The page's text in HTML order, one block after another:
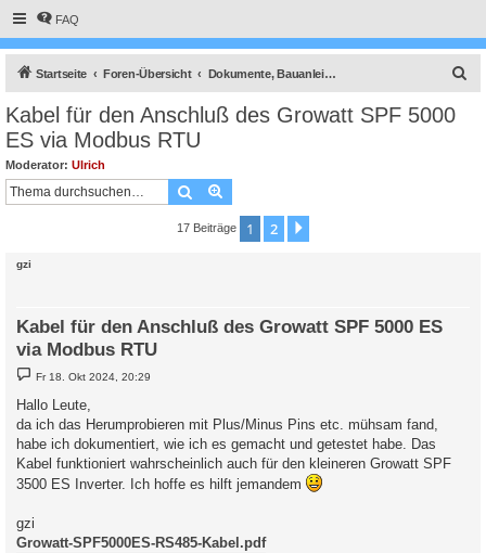
FAQ
Startseite Foren-Übersicht Dokumente, Bauanleitungen und How To's
Kabel für den Anschluß des Growatt SPF 5000
ES via Modbus RTU
Moderator: Ulrich
Suche
17 Beiträge 1 2
gzi
Kabel für den Anschluß des Growatt SPF 5000 ES
via Modbus RTU
B
e
i
t
a
g
Fr 18. Okt 2024, 20:29
Hallo Leute,
da ich das Herumprobieren mit Plus/Minus Pins etc. mühsam fand,
habe ich dokumentiert, wie ich es gemacht und getestet habe. Das
Kabel funktioniert wahrscheinlich auch für den kleineren Growatt SPF
3500 ES Inverter. Ich hoffe es hilft jemandem
gzi
Growatt-SPF5000ES-RS485-Kabel.pdf